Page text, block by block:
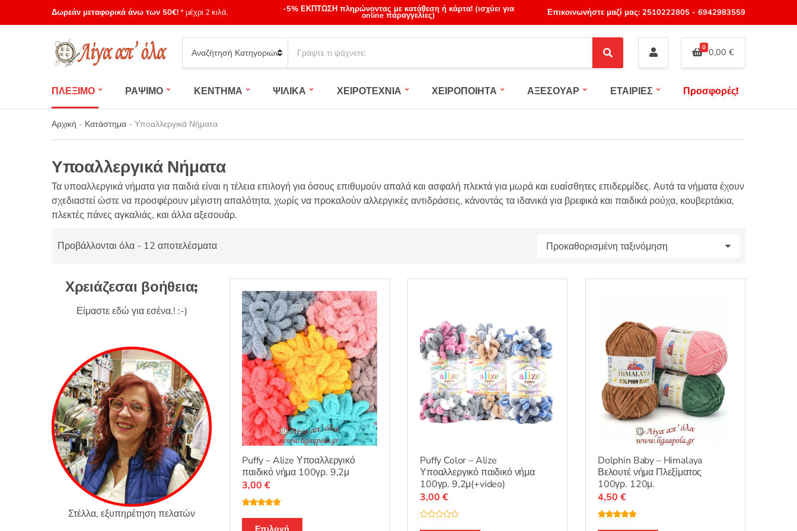
Δωρεάν μεταφορικά άνω των 50€!* μέχρι 2 κιλά. -5% ΕΚΠΤΩΣΗ πληρώνοντας με κατάθεση ή κάρτα! (ισχύει για
online παραγγελίες) Επικοινωνήστε μαζί μας: 2510222805- 6942983559
Category
name
a
c
h
c
t
S
e
c
0 0,00 €
ΠΛΕΞΙΜΟ ΡΑΨΙΜΟ ΚΕΝΤΗΜΑ ΨΙΛΙΚΑ ΧΕΙΡΟΤΕΧΝΙΑ ΧΕΙΡΟΠΟΙΗΤΑ ΑΞΕΣΟΥΑΡ ΕΤΑΙΡΙΕΣ Προσφορές!
Αρχική - Κατάστημα - Υποαλλεργικά Νήματα
Υποαλλεργικά Νήματα
Τα υποαλλεργικά νήματα για παιδιά είναι η τέλεια επιλογή για όσους επιθυμούν απαλά και ασφαλή πλεκτά για μωρά και ευαίσθητες επιδερμίδες. Αυτά τα νήματα έχουν
σχεδιαστεί ώστε να προσφέρουν μέγιστη απαλότητα, χωρίς να προκαλούν αλλεργικές αντιδράσεις, κάνοντάς τα ιδανικά για βρεφικά και παιδικά ρούχα, κουβερτάκια,
πλεκτές πάνες αγκαλιάς, και άλλα αξεσουάρ.
Προβάλλονται όλα - 12 αποτελέσματα
Puffy – Alize Υποαλλεργικό
παιδικό νήμα 100γρ. 9,2μ
θηκε με
4.89από 5
3,00 €
Επιλογή
Puffy Color – Alize
Υποαλλεργικό παιδικό νήμα
100γρ. 9,2μ(+video)
3,00 €
Dolphin Baby – Himalaya
Βελουτέ νήμα Πλεξίματος
100γρ. 120μ.
4,50 €
Χρειάζεσαι βοήθεια;
Είμαστε εδώ για εσένα.! :-)
Στέλλα, εξυπηρέτηση πελατών